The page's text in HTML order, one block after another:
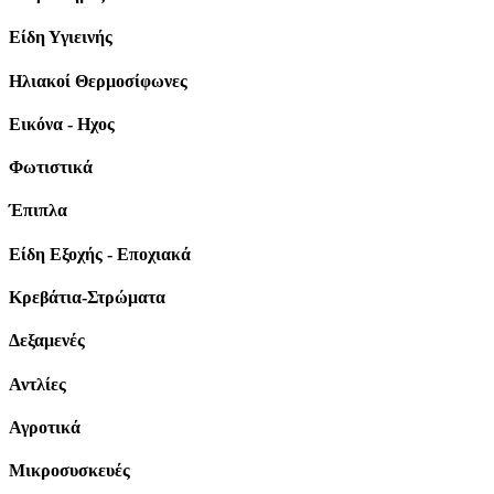
Είδη Υγιεινής
Ηλιακοί Θερμοσίφωνες
Εικόνα - Ηχος
Φωτιστικά
Έπιπλα
Είδη Εξοχής - Εποχιακά
Κρεβάτια-Στρώματα
Δεξαμενές
Αντλίες
Αγροτικά
Μικροσυσκευές